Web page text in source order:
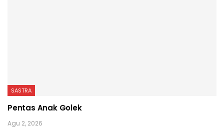
SASTRA
Pentas Anak Golek
Agu 2, 2026